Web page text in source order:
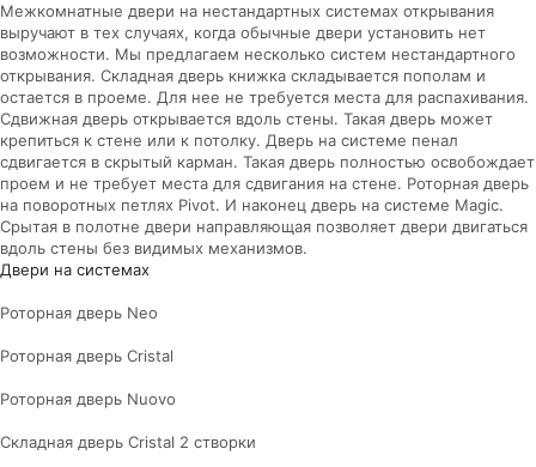
Межкомнатные двери на нестандартных системах открывания
выручают в тех случаях, когда обычные двери установить нет
возможности. Мы предлагаем несколько систем нестандартного
открывания. Складная дверь книжка складывается пополам и
остается в проеме. Для нее не требуется места для распахивания.
Сдвижная дверь открывается вдоль стены. Такая дверь может
крепиться к стене или к потолку. Дверь на системе пенал
сдвигается в скрытый карман. Такая дверь полностью освобождает
проем и не требует места для сдвигания на стене. Роторная дверь
на поворотных петлях Pivot. И наконец дверь на системе Magic.
Срытая в полотне двери направляющая позволяет двери двигаться
вдоль стены без видимых механизмов.
Двери на системах
Роторная дверь Neo
Роторная дверь Cristal
Роторная дверь Nuovo
Складная дверь Cristal 2 створки